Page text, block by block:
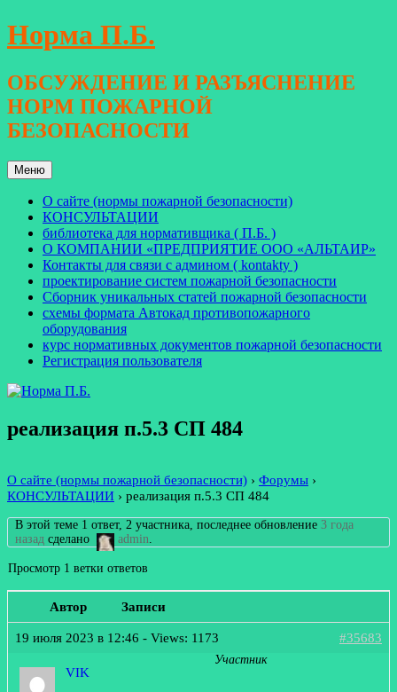
Перейти
к
Норма П.Б.
ОБСУЖДЕНИЕ И РАЗЪЯСНЕНИЕ
НОРМ ПОЖАРНОЙ
БЕЗОПАСНОСТИ
Меню
О сайте (нормы пожарной безопасности)
КОНСУЛЬТАЦИИ
библиотека для нормативщика ( П.Б. )
О КОМПАНИИ «ПРЕДПРИЯТИЕ ООО «АЛЬТАИР»
Контакты для связи с админом ( kontakty )
проектирование систем пожарной безопасности
Сборник уникальных статей пожарной безопасности
схемы формата Автокад противопожарного
оборудования
курс нормативных документов пожарной безопасности
Регистрация пользователя
реализация п.5.3 СП 484
О сайте (нормы пожарной безопасности) › Форумы ›
КОНСУЛЬТАЦИИ › реализация п.5.3 СП 484
В этой теме 1 ответ, 2 участника, последнее обновление3 года
назад сделано admin
Просмотр 1 ветки ответов
Автор Записи
19 июля 2023 в 12:46 - Views: 1173 #35683
VIK
Участник